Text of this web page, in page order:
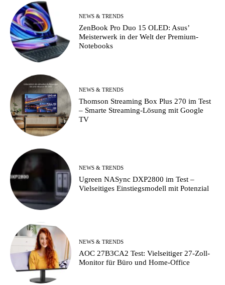
NEWS & TRENDS
ZenBook Pro Duo 15 OLED: Asus’
Meisterwerk in der Welt der Premium-
Notebooks
NEWS & TRENDS
Thomson Streaming Box Plus 270 im Test
– Smarte Streaming-Lösung mit Google
TV
NEWS & TRENDS
Ugreen NASync DXP2800 im Test –
Vielseitiges Einstiegsmodell mit Potenzial
NEWS & TRENDS
AOC 27B3CA2 Test: Vielseitiger 27-Zoll-
Monitor für Büro und Home-Office